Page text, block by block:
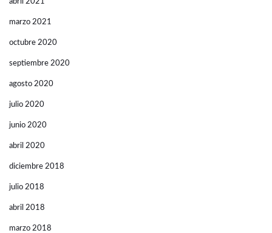
marzo 2021
octubre 2020
septiembre 2020
agosto 2020
julio 2020
junio 2020
abril 2020
diciembre 2018
julio 2018
abril 2018
marzo 2018